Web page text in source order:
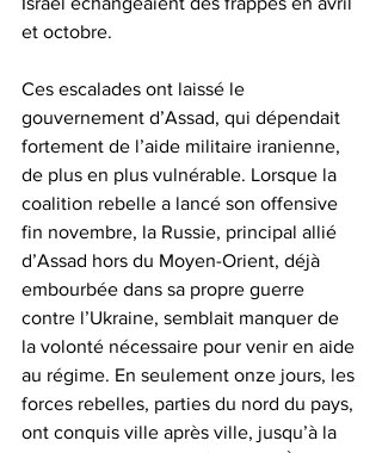
et octobre.
Ces escalades ont laissé le
gouvernement d’Assad, qui dépendait
fortement de l’aide militaire iranienne,
de plus en plus vulnérable. Lorsque la
coalition rebelle a lancé son offensive
fin novembre, la Russie, principal allié
d’Assad hors du Moyen-Orient, déjà
embourbée dans sa propre guerre
contre l’Ukraine, semblait manquer de
la volonté nécessaire pour venir en aide
au régime. En seulement onze jours, les
forces rebelles, parties du nord du pays,
ont conquis ville après ville, jusqu’à la